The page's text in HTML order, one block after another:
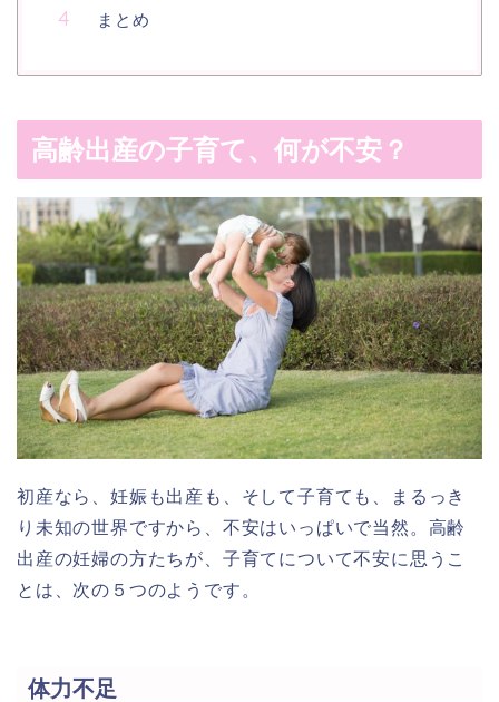
まとめ
高齢出産の子育て、何が不安？
初産なら、妊娠も出産も、そして子育ても、まるっき
り未知の世界ですから、不安はいっぱいで当然。高齢
出産の妊婦の方たちが、子育てについて不安に思うこ
とは、次の５つのようです。
体力不足